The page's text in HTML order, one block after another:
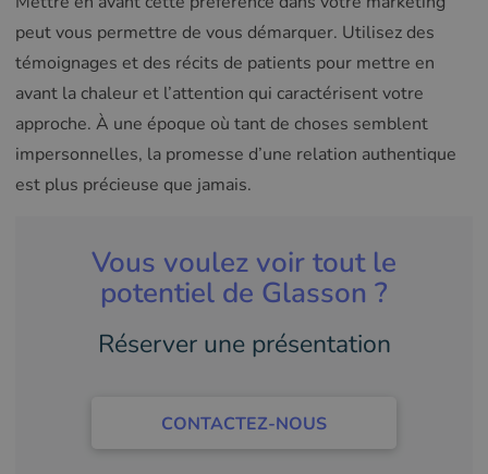
peut vous permettre de vous démarquer. Utilisez des
témoignages et des récits de patients pour mettre en
avant la chaleur et l’attention qui caractérisent votre
approche. À une époque où tant de choses semblent
impersonnelles, la promesse d’une relation authentique
est plus précieuse que jamais.
Vous voulez voir tout le
potentiel de Glasson ?
Réserver une présentation
CONTACTEZ-NOUS